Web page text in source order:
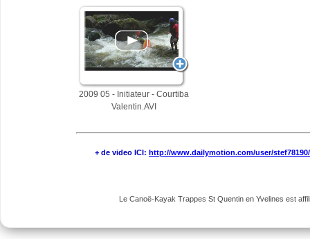
2009 05 - Initiateur - Courtiba
Valentin.AVI
+ de video ICI: http://www.dailymotion.com/user/
Le Canoë-Kayak Trappes St Quentin en Yvelines est